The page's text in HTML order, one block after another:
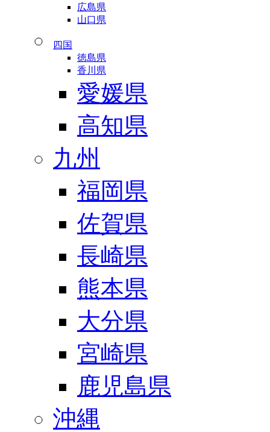
広島県
山口県
四国
徳島県
香川県
愛媛県
高知県
九州
福岡県
佐賀県
長崎県
熊本県
大分県
宮崎県
鹿児島県
沖縄